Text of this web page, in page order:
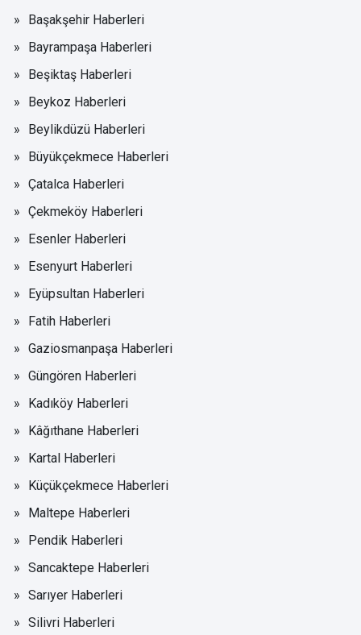
Başakşehir Haberleri
Bayrampaşa Haberleri
Beşiktaş Haberleri
Beykoz Haberleri
Beylikdüzü Haberleri
Büyükçekmece Haberleri
Çatalca Haberleri
Çekmeköy Haberleri
Esenler Haberleri
Esenyurt Haberleri
Eyüpsultan Haberleri
Fatih Haberleri
Gaziosmanpaşa Haberleri
Güngören Haberleri
Kadıköy Haberleri
Kâğıthane Haberleri
Kartal Haberleri
Küçükçekmece Haberleri
Maltepe Haberleri
Pendik Haberleri
Sancaktepe Haberleri
Sarıyer Haberleri
Silivri Haberleri